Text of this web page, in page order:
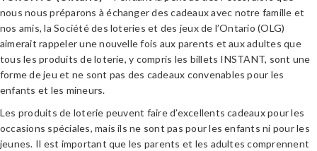
nous nous préparons à échanger des cadeaux avec notre famille et
nos amis, la Société des loteries et des jeux de l’Ontario (OLG)
aimerait rappeler une nouvelle fois aux parents et aux adultes que
tous les produits de loterie, y compris les billets INSTANT, sont une
forme de jeu et ne sont pas des cadeaux convenables pour les
enfants et les mineurs.
Les produits de loterie peuvent faire d’excellents cadeaux pour les
occasions spéciales, mais ils ne sont pas pour les enfants ni pour les
jeunes. Il est important que les parents et les adultes comprennent